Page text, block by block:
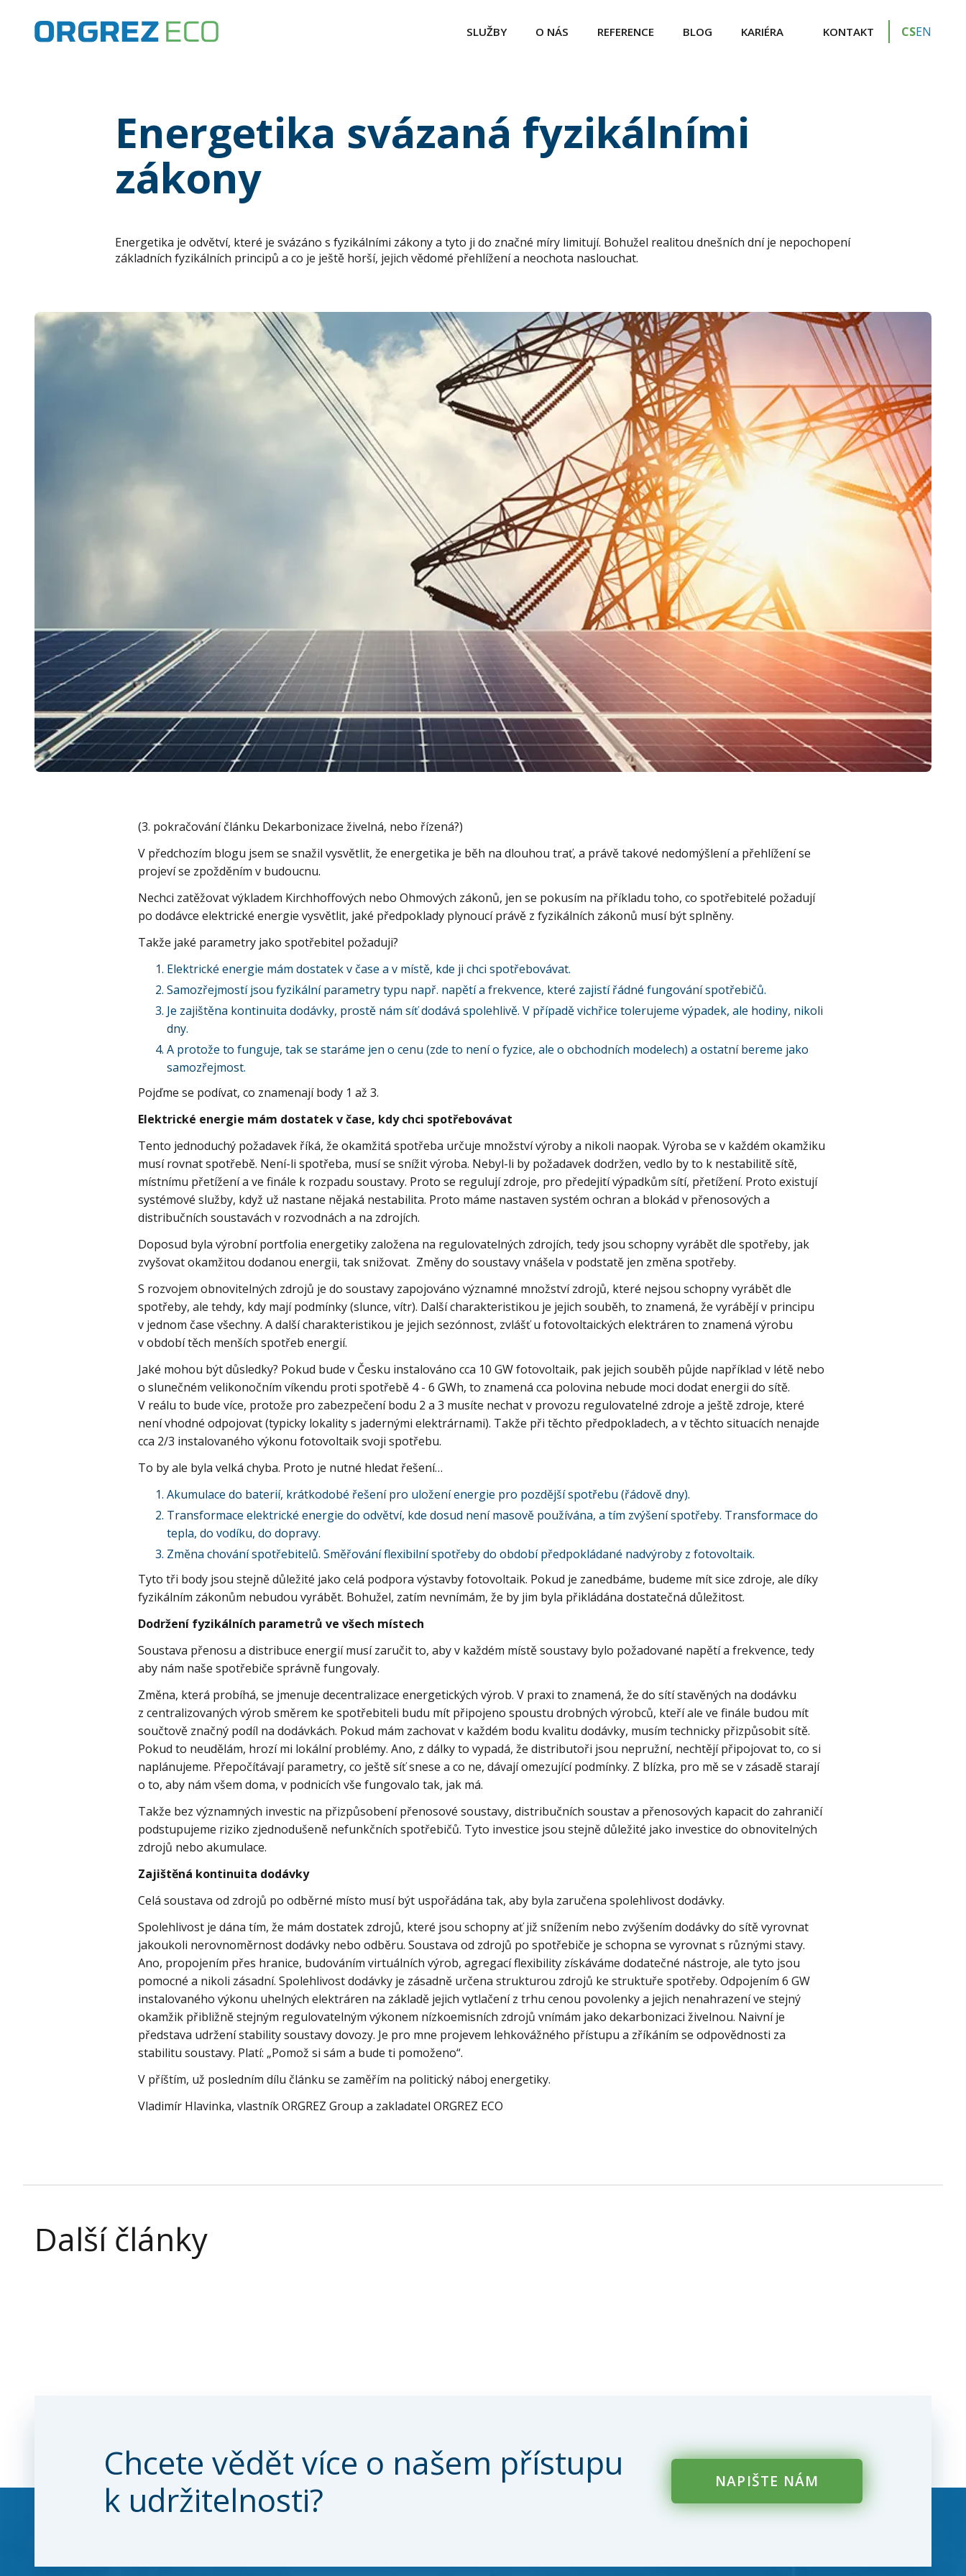
SLUŽBY O NÁS REFERENCE BLOG KARIÉRA KONTAKT CSEN
Energetika svázaná fyzikálními
zákony
Energetika je odvětví, které je svázáno s fyzikálními zákony a tyto ji do značné míry limitují. Bohužel realitou dnešních dní je nepochopení
základních fyzikálních principů a co je ještě horší, jejich vědomé přehlížení a neochota naslouchat.
(3. pokračování článku Dekarbonizace živelná, nebo řízená?)
V předchozím blogu jsem se snažil vysvětlit, že energetika je běh na dlouhou trať, a právě takové nedomýšlení a přehlížení se
projeví se zpožděním v budoucnu.
Nechci zatěžovat výkladem Kirchhoffových nebo Ohmových zákonů, jen se pokusím na příkladu toho, co spotřebitelé požadují
po dodávce elektrické energie vysvětlit, jaké předpoklady plynoucí právě z fyzikálních zákonů musí být splněny.
Takže jaké parametry jako spotřebitel požaduji?
Elektrické energie mám dostatek v čase a v místě, kde ji chci spotřebovávat.
Samozřejmostí jsou fyzikální parametry typu např. napětí a frekvence, které zajistí řádné fungování spotřebičů.
Je zajištěna kontinuita dodávky, prostě nám síť dodává spolehlivě. V případě vichřice tolerujeme výpadek, ale hodiny, nikoli
dny.
A protože to funguje, tak se staráme jen o cenu (zde to není o fyzice, ale o obchodních modelech) a ostatní bereme jako
samozřejmost.
Pojďme se podívat, co znamenají body 1 až 3.
Elektrické energie mám dostatek v čase, kdy chci spotřebovávat
Tento jednoduchý požadavek říká, že okamžitá spotřeba určuje množství výroby a nikoli naopak. Výroba se v každém okamžiku
musí rovnat spotřebě. Není-li spotřeba, musí se snížit výroba. Nebyl-li by požadavek dodržen, vedlo by to k nestabilitě sítě,
místnímu přetížení a ve finále k rozpadu soustavy. Proto se regulují zdroje, pro předejití výpadkům sítí, přetížení. Proto existují
systémové služby, když už nastane nějaká nestabilita. Proto máme nastaven systém ochran a blokád v přenosových a
distribučních soustavách v rozvodnách a na zdrojích.
Doposud byla výrobní portfolia energetiky založena na regulovatelných zdrojích, tedy jsou schopny vyrábět dle spotřeby, jak
zvyšovat okamžitou dodanou energii, tak snižovat. Změny do soustavy vnášela v podstatě jen změna spotřeby.
S rozvojem obnovitelných zdrojů je do soustavy zapojováno významné množství zdrojů, které nejsou schopny vyrábět dle
spotřeby, ale tehdy, kdy mají podmínky (slunce, vítr). Další charakteristikou je jejich souběh, to znamená, že vyrábějí v principu
v jednom čase všechny. A další charakteristikou je jejich sezónnost, zvlášť u fotovoltaických elektráren to znamená výrobu
v období těch menších spotřeb energií.
Jaké mohou být důsledky? Pokud bude v Česku instalováno cca 10 GW fotovoltaik, pak jejich souběh půjde například v létě nebo
o slunečném velikonočním víkendu proti spotřebě 4 - 6 GWh, to znamená cca polovina nebude moci dodat energii do sítě.
V reálu to bude více, protože pro zabezpečení bodu 2 a 3 musíte nechat v provozu regulovatelné zdroje a ještě zdroje, které
není vhodné odpojovat (typicky lokality s jadernými elektrárnami). Takže při těchto předpokladech, a v těchto situacích nenajde
cca 2/3 instalovaného výkonu fotovoltaik svoji spotřebu.
To by ale byla velká chyba. Proto je nutné hledat řešení…
Akumulace do baterií, krátkodobé řešení pro uložení energie pro pozdější spotřebu (řádově dny).
Transformace elektrické energie do odvětví, kde dosud není masově používána, a tím zvýšení spotřeby. Transformace do
tepla, do vodíku, do dopravy.
Změna chování spotřebitelů. Směřování flexibilní spotřeby do období předpokládané nadvýroby z fotovoltaik.
Tyto tři body jsou stejně důležité jako celá podpora výstavby fotovoltaik. Pokud je zanedbáme, budeme mít sice zdroje, ale díky
fyzikálním zákonům nebudou vyrábět. Bohužel, zatím nevnímám, že by jim byla přikládána dostatečná důležitost.
Dodržení fyzikálních parametrů ve všech místech
Soustava přenosu a distribuce energií musí zaručit to, aby v každém místě soustavy bylo požadované napětí a frekvence, tedy
aby nám naše spotřebiče správně fungovaly.
Změna, která probíhá, se jmenuje decentralizace energetických výrob. V praxi to znamená, že do sítí stavěných na dodávku
z centralizovaných výrob směrem ke spotřebiteli budu mít připojeno spoustu drobných výrobců, kteří ale ve finále budou mít
součtově značný podíl na dodávkách. Pokud mám zachovat v každém bodu kvalitu dodávky, musím technicky přizpůsobit sítě.
Pokud to neudělám, hrozí mi lokální problémy. Ano, z dálky to vypadá, že distributoři jsou nepružní, nechtějí připojovat to, co si
naplánujeme. Přepočítávají parametry, co ještě síť snese a co ne, dávají omezující podmínky. Z blízka, pro mě se v zásadě starají
o to, aby nám všem doma, v podnicích vše fungovalo tak, jak má.
Takže bez významných investic na přizpůsobení přenosové soustavy, distribučních soustav a přenosových kapacit do zahraničí
podstupujeme riziko zjednodušeně nefunkčních spotřebičů. Tyto investice jsou stejně důležité jako investice do obnovitelných
zdrojů nebo akumulace.
Zajištěná kontinuita dodávky
Celá soustava od zdrojů po odběrné místo musí být uspořádána tak, aby byla zaručena spolehlivost dodávky.
Spolehlivost je dána tím, že mám dostatek zdrojů, které jsou schopny ať již snížením nebo zvýšením dodávky do sítě vyrovnat
jakoukoli nerovnoměrnost dodávky nebo odběru. Soustava od zdrojů po spotřebiče je schopna se vyrovnat s různými stavy.
Ano, propojením přes hranice, budováním virtuálních výrob, agregací flexibility získáváme dodatečné nástroje, ale tyto jsou
pomocné a nikoli zásadní. Spolehlivost dodávky je zásadně určena strukturou zdrojů ke struktuře spotřeby. Odpojením 6 GW
instalovaného výkonu uhelných elektráren na základě jejich vytlačení z trhu cenou povolenky a jejich nenahrazení ve stejný
okamžik přibližně stejným regulovatelným výkonem nízkoemisních zdrojů vnímám jako dekarbonizaci živelnou. Naivní je
představa udržení stability soustavy dovozy. Je pro mne projevem lehkovážného přístupu a zříkáním se odpovědnosti za
stabilitu soustavy. Platí: „Pomož si sám a bude ti pomoženo“.
V příštím, už posledním dílu článku se zaměřím na politický náboj energetiky.
Vladimír Hlavinka, vlastník ORGREZ Group a zakladatel ORGREZ ECO
Další články
Chcete vědět více o našem přístupu
k udržitelnosti?
NAPIŠTE NÁM